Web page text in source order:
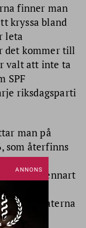
finner man
kryssa bland
leta
det kommer till
valt att inte ta
SPF
riksdagsparti
man på
som återfinns
har Lennart
Moderaterna